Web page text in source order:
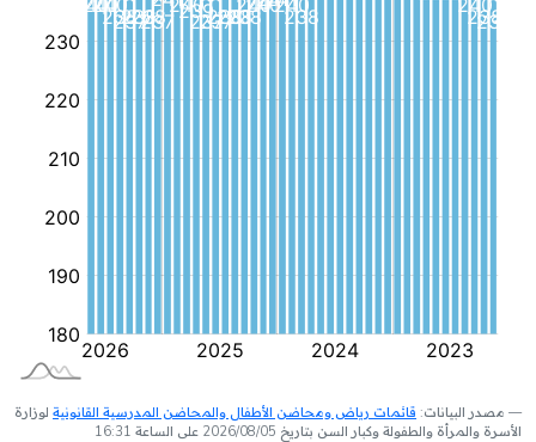
مصدر البيانات: قائمات رياض ومحاضن الأطفال والمحاضن المدرسية القانونية لوزارة
الأسرة والمرأة والطفولة وكبار السن بتاريخ 2026/08/05 على الساعة 16:31